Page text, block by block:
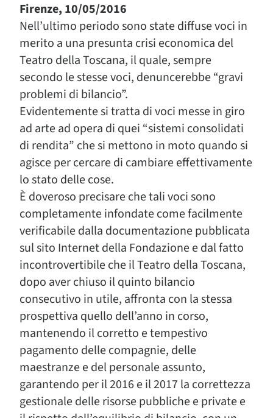
Firenze, 10/05/2016
Nell’ultimo periodo sono state diffuse voci in
merito a una presunta crisi economica del
Teatro della Toscana, il quale, sempre
secondo le stesse voci, denuncerebbe “gravi
problemi di bilancio”.
Evidentemente si tratta di voci messe in giro
ad arte ad opera di quei “sistemi consolidati
di rendita” che si mettono in moto quando si
agisce per cercare di cambiare effettivamente
lo stato delle cose.
È doveroso precisare che tali voci sono
completamente infondate come facilmente
verificabile dalla documentazione pubblicata
sul sito Internet della Fondazione e dal fatto
incontrovertibile che il Teatro della Toscana,
dopo aver chiuso il quinto bilancio
consecutivo in utile, affronta con la stessa
prospettiva quello dell’anno in corso,
mantenendo il corretto e tempestivo
pagamento delle compagnie, delle
maestranze e del personale assunto,
garantendo per il 2016 e il 2017 la correttezza
gestionale delle risorse pubbliche e private e